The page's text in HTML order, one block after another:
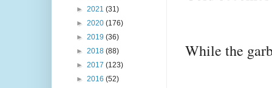
While the
► 2021 (31)
► 2020 (176)
► 2019 (36)
► 2018 (88)
► 2017 (123)
► 2016 (52)